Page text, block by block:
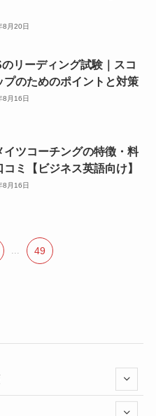
8月20日
のリーディング試験｜スコ
プのためのポイントと対策
8月16日
イツコーチングの特徴・料
コミ【ビジネス英語向け】
8月16日
49